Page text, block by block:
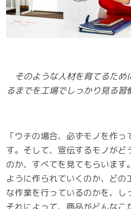
そのような人材を育てるため
るまでを工場でしっかり見る習
「ウチの場合、必ずモノを作
す。そして、宣伝するモノがど
のか、すべてを見てもらいます
ように作られていくのか、どの
な作業を行っているのかを、し
それによって、商品がどんなこ